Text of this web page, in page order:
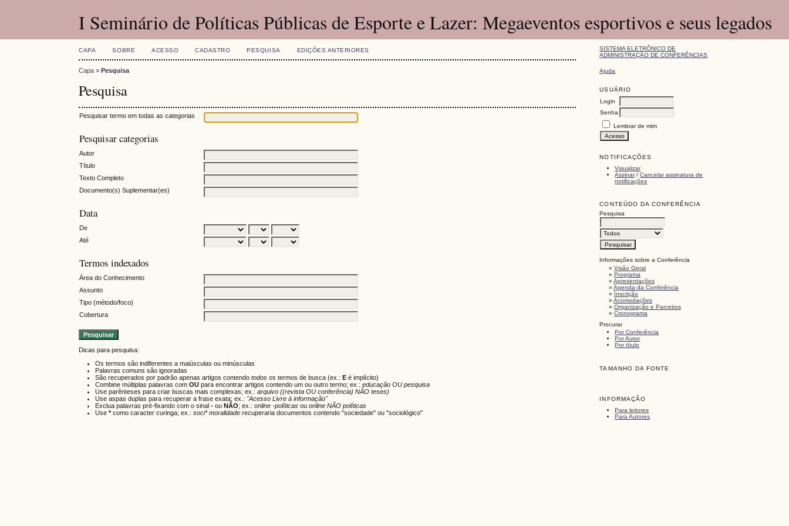
I Seminário de Políticas Públicas de Esporte e Lazer: Megaeventos esportivos e seus legados
SISTEMA ELETRÔNICO DE
ADMINISTRAÇÃO DE CONFERÊNCIAS
Ajuda
USUÁRIO
Login
Senha
Lembrar de mim
NOTIFICAÇÕES
Visualizar
Assinar/Cancelar assinatura de
notificações
CONTEÚDO DA CONFERÊNCIA
Pesquisa
Informações sobre a Conferência
»Visão Geral
»Programa
»Apresentações
»Agenda da Conferência
» Inscrição
»Acomodações
»Organização e Parceiros
»Cronograma
Procurar
Por Conferência
Por Autor
Por título
TAMANHO DA FONTE
INFORMAÇÃO
Para leitores
Para Autores
CAPA SOBRE ACESSO CADASTRO PESQUISA EDIÇÕES ANTERIORES
Capa >Pesquisa
Pesquisa
Pesquisar termo em todas as categorias
Pesquisar categorias
Autor
Título
Texto Completo
Documento(s) Suplementar(es)
Data
De
Até
Termos indexados
Área do Conhecimento
Assunto
Tipo (método/foco)
Cobertura
Dicas para pesquisa:
Os termos são indiferentes a maiúsculas ou minúsculas
Palavras comuns são ignoradas
São recuperados por padrão apenas artigos contendotodos os termos de busca (ex.: E é implícito)
Combine múltiplas palavras comOU para encontrar artigos contendo um ou outro termo; ex.:educação OU pesquisa
Use parênteses para criar buscas mais complexas; ex.:arquivo ((revista OU conferência) NÃO teses)
Use aspas duplas para recuperar a frase exata; ex.: "Acesso Livre à informação"
Exclua palavras pré-fixando com o sinal- ou NÃO; ex.:online -políticas ouonline NÃO políticas
Use*como caracter curinga; ex.:soci* moralidade recuperaria documentos contendo "sociedade" ou "sociológico"